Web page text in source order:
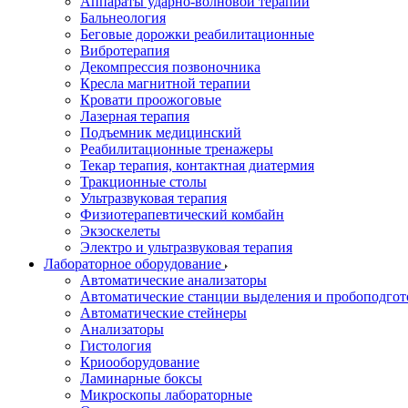
Бальнеология
Беговые дорожки реабилитационные
Вибротерапия
Декомпрессия позвоночника
Кресла магнитной терапии
Кровати проожоговые
Лазерная терапия
Подъемник медицинский
Реабилитационные тренажеры
Текар терапия, контактная диатермия
Тракционные столы
Ультразвуковая терапия
Физиотерапевтический комбайн
Экзоскелеты
Электро и ультразвуковая терапия
Лабораторное оборудование
Автоматические анализаторы
Автоматические станции выделения и
Автоматические стейнеры
Анализаторы
Гистология
Криооборудование
Ламинарные боксы
Микроскопы лабораторные